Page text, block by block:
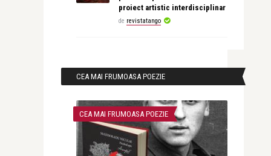
proiect artistic interdisciplinar
de revistatango
CEA MAI FRUMOASA POEZIE
CEA MAI FRUMOASA POEZIE